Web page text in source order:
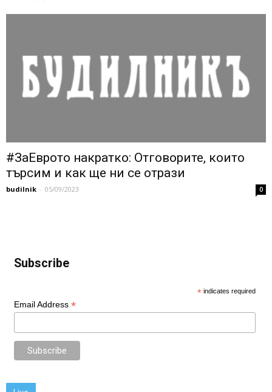
#ЗаЕврото накратко: Отговорите, които
търсим и как ще ни се отрази
budilnik - 05/09/2023 0
Subscribe
* indicates required
Email Address *